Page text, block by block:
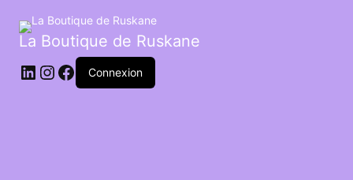
La Boutique de Ruskane
Connexion